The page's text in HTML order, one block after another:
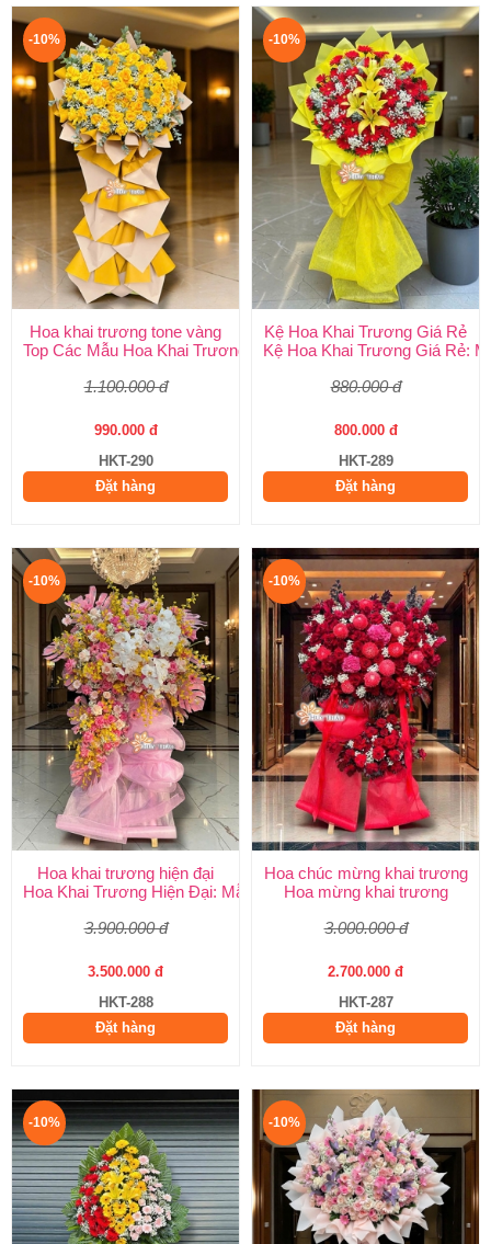
-10%
Hoa khai trương tone vàng
Top Các Mẫu Hoa Khai Trương Tone Vàng Đẹp, Sang Trọng,
1.100.000 đ
990.000 đ
HKT-290
Đặt hàng
-10%
Kệ Hoa Khai Trương Giá Rẻ
Kệ Hoa Khai Trương Giá Rẻ:
880.000 đ
800.000 đ
HKT-289
Đặt hàng
-10%
Hoa khai trương hiện đại
Hoa Khai Trương Hiện Đại: Mẫu Đẹp, Sang Trọng & Giao Nhanh
3.900.000 đ
3.500.000 đ
HKT-288
Đặt hàng
-10%
Hoa chúc mừng khai trương
Hoa mừng khai trương
3.000.000 đ
2.700.000 đ
HKT-287
Đặt hàng
-10% -10%